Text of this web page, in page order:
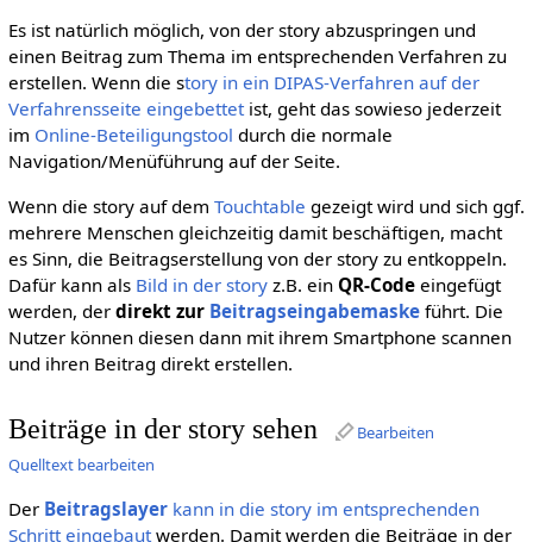
Es ist natürlich möglich, von der story abzuspringen und
einen Beitrag zum Thema im entsprechenden Verfahren zu
erstellen. Wenn die story in ein DIPAS-Verfahren auf der
Verfahrensseite eingebettetist, geht das sowieso jederzeit
im Online-Beteiligungstool durch die normale
Navigation/Menüführung auf der Seite.
Wenn die story auf dem Touchtable gezeigt wird und sich ggf.
mehrere Menschen gleichzeitig damit beschäftigen, macht
es Sinn, die Beitragserstellung von der story zu entkoppeln.
Dafür kann als Bild in der storyz.B. ein QR-Codeeingefügt
werden, der direkt zur Beitragseingabemaskeführt. Die
Nutzer können diesen dann mit ihrem Smartphone scannen
und ihren Beitrag direkt erstellen.
Beiträge in der story sehen
Bearbeiten
Quelltext bearbeiten
Der Beitragslayerkann in die story im entsprechenden
Schritt eingebautwerden. Damit werden die Beiträge in der